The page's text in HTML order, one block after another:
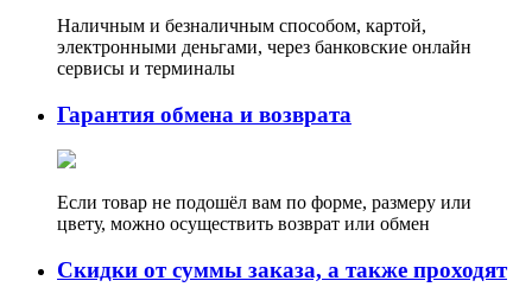
Наличным и безналичным способом, картой,
электронными деньгами, через банковские онлайн
сервисы и терминалы
Гарантия обмена и возврата
Если товар не подошёл вам по форме, размеру или
цвету, можно осуществить возврат или обмен
Скидки от суммы заказа, а также проходят